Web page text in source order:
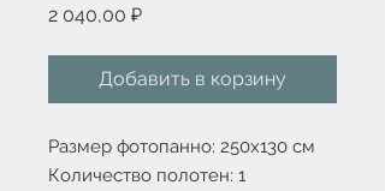
2 040,00 ₽Цена
Добавить в корзину
Размер фотопанно: 250x130 см
Количество полотен: 1